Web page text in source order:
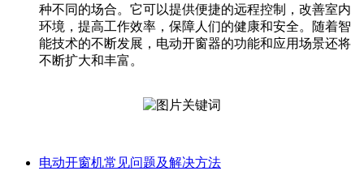
种不同的场合。它可以提供便捷的远程控制，改善室内
环境，提高工作效率，保障人们的健康和安全。随着智
能技术的不断发展，电动开窗器的功能和应用场景还将
不断扩大和丰富。
电动开窗机常见问题及解决方法